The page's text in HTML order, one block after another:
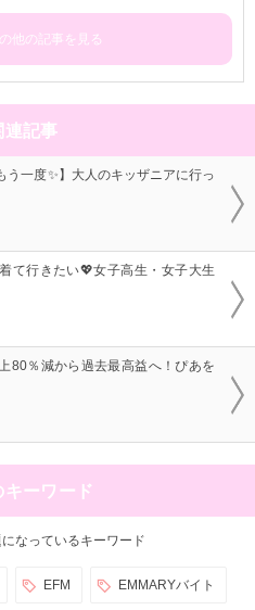
他の記事を見る
連記事
う一度✨】大人のキッザニアに行っ
て行きたい💖女子高生・女子大生
80％減から過去最高益へ！ぴあを
キーワード
なっているキーワード
EFM EMMARYバイト